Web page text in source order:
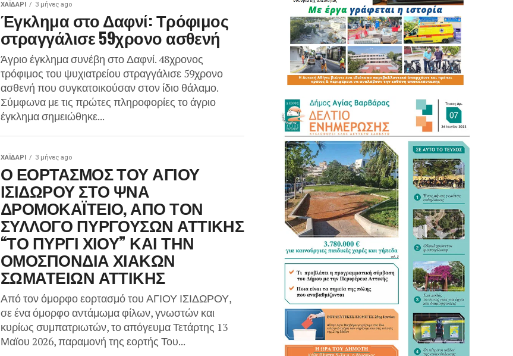
ΧΑΪΔΑΡΙ 3 μήνες ago
Έγκλημα στο Δαφνί: Τρόφιμος
στραγγάλισε 59χρονο ασθενή
Άγριο έγκλημα συνέβη στο Δαφνί. 48χρονος
τρόφιμος του ψυχιατρείου στραγγάλισε 59χρονο
ασθενή που συγκατοικούσαν στον ίδιο θάλαμο.
Σύμφωνα με τις πρώτες πληροφορίες το άγριο
έγκλημα σημειώθηκε...
ΧΑΪΔΑΡΙ 3 μήνες ago
Ο ΕΟΡΤΑΣΜΟΣ ΤΟΥ ΑΓΙΟΥ
ΙΣΙΔΩΡΟΥ ΣΤΟ ΨΝΑ
ΔΡΟΜΟΚΑΪΤΕΙΟ, ΑΠΟ ΤΟΝ
ΣΥΛΛΟΓΟ ΠΥΡΓΟΥΣΩΝ ΑΤΤΙΚΗΣ
“ΤΟ ΠΥΡΓΙ ΧΙΟΥ” ΚΑΙ ΤΗΝ
ΟΜΟΣΠΟΝΔΙΑ ΧΙΑΚΩΝ
ΣΩΜΑΤΕΙΩΝ ΑΤΤΙΚΗΣ
Από τον όμορφο εορτασμό του ΑΓΙΟΥ ΙΣΙΔΩΡΟΥ,
σε ένα όμορφο αντάμωμα φίλων, γνωστών και
κυρίως συμπατριωτών, το απόγευμα Τετάρτης 13
Μαϊου 2026, παραμονή της εορτής Του...